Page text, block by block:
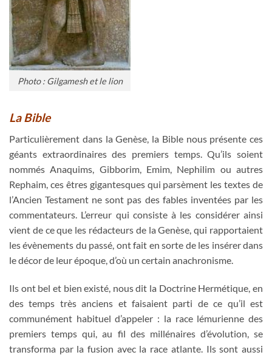
Photo : Gilgamesh et le lion
La Bible
Particulièrement dans la Genèse, la Bible nous présente ces
géants extraordinaires des premiers temps. Qu’ils soient
nommés Anaquims, Gibborim, Emim, Nephilim ou autres
Rephaim, ces êtres gigantesques qui parsèment les textes de
l’Ancien Testament ne sont pas des fables inventées par les
commentateurs. L’erreur qui consiste à les considérer ainsi
vient de ce que les rédacteurs de la Genèse, qui rapportaient
les évènements du passé, ont fait en sorte de les insérer dans
le décor de leur époque, d’où un certain anachronisme.
Ils ont bel et bien existé, nous dit la Doctrine Hermétique, en
des temps très anciens et faisaient parti de ce qu’il est
communément habituel d’appeler : la race lémurienne des
premiers temps qui, au fil des millénaires d’évolution, se
transforma par la fusion avec la race atlante. Ils sont aussi